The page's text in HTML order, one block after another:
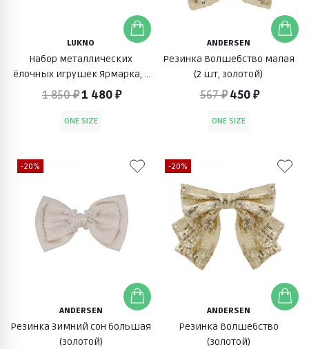
LUKNO
Набор металлических
ёлочных игрушек Ярмарка, 3
шт (золотой)
1 850 ₽1 480 ₽
ONE SIZE
ANDERSEN
Резинка Волшебство малая
(2 шт, золотой)
567 ₽ 450 ₽
ONE SIZE
-20%
ANDERSEN
Резинка Зимний сон большая
(золотой)
-20%
ANDERSEN
Резинка Волшебство
(золотой)